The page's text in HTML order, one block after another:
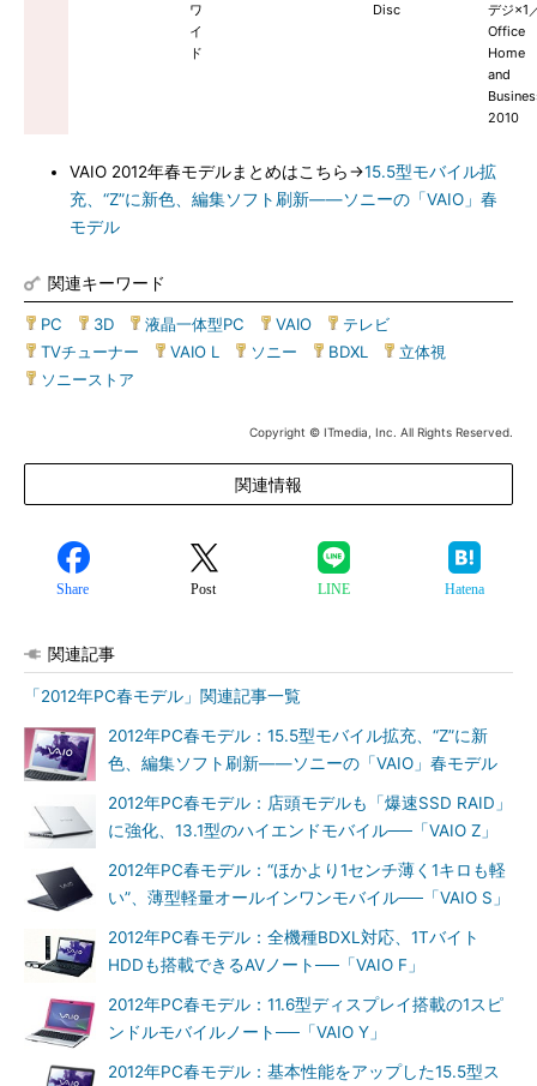
ワ
イ
ド
Disc
デジ×1
Office
Home
and
2010
VAIO 2012年春モデルまとめはこちら→15.5型モバイル拡
充、“Z”に新色、編集ソフト刷新――ソニーの「VAIO」春
モデル
関連キーワード
PC 3D 液晶一体型PC VAIO テレビ
TVチューナー
VAIO L ソニー BDXL 立体視
ソニーストア
Copyright © ITmedia, Inc. All Rights Reserved.
関連情報
Share Post LINE Hatena
関連記事
「2012年PC春モデル」関連記事一覧
2012年PC春モデル：15.5型モバイル拡充、“Z”に新
色、編集ソフト刷新――ソニーの「VAIO」春モデル
2012年PC春モデル：店頭モデルも「爆速SSD RAID」
に強化、13.1型のハイエンドモバイル──「VAIO Z」
2012年PC春モデル：“ほかより1センチ薄く1キロも軽
い”、薄型軽量オールインワンモバイル──「VAIO S」
2012年PC春モデル：全機種BDXL対応、1Tバイト
HDDも搭載できるAVノート──「VAIO F」
2012年PC春モデル：11.6型ディスプレイ搭載の1スピ
ンドルモバイルノート──「VAIO Y」
2012年PC春モデル：基本性能をアップした15.5型ス